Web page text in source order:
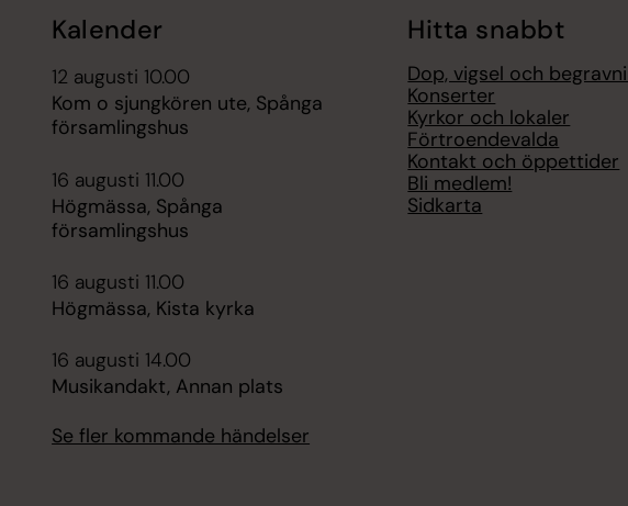
Kalender
12 augusti 10.00
Kom o sjungkören ute, Spånga
församlingshus
16 augusti 11.00
Högmässa, Spånga
församlingshus
16 augusti 11.00
Högmässa, Kista kyrka
16 augusti 14.00
Musikandakt, Annan plats
Se fler kommande händelser
Hitta snabbt
Dop, vigsel och
Konserter
Kyrkor och lokaler
Förtroendevalda
Kontakt och öppettider
Bli medlem!
Sidkarta